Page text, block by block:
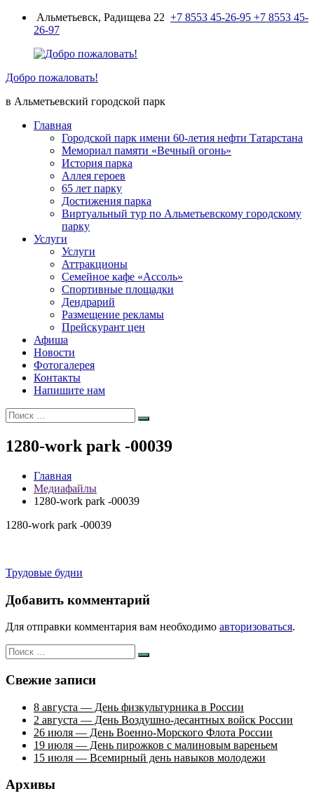
ПерейтиАльметьевск, Радищева 22 +7 8553 45-26-95 +7 8553 45-
26-97
Добро пожаловать!
в Альметьевский городской парк
Главная
Городской парк имени 60-летия нефти Татарстана
Мемориал памяти «Вечный огонь»
История парка
Аллея героев
65 лет парку
Достижения парка
Виртуальный тур по Альметьевскому городскому
парку
Услуги
Услуги
Аттракционы
Семейное кафе «Ассоль»
Спортивные площадки
Дендрарий
Размещение рекламы
Прейскурант цен
Афиша
Новости
Фотогалерея
Контакты
Напишите нам
Искать:
Поиск
1280-work park -00039
Главная
Медиафайлы
1280-work park -00039
1280-work park -00039
Навигация
по
записям
Трудовые будни
Добавить комментарий
Для отправки комментария вам необходимо авторизоваться.
Искать:
Поиск
Свежие записи
8 августа — День физкультурника в России
2 августа — День Воздушно-десантных войск России
26 июля — День Военно-Морского Флота России
19 июля — День пирожков с малиновым вареньем
15 июля — Всемирный день навыков молодежи
Архивы